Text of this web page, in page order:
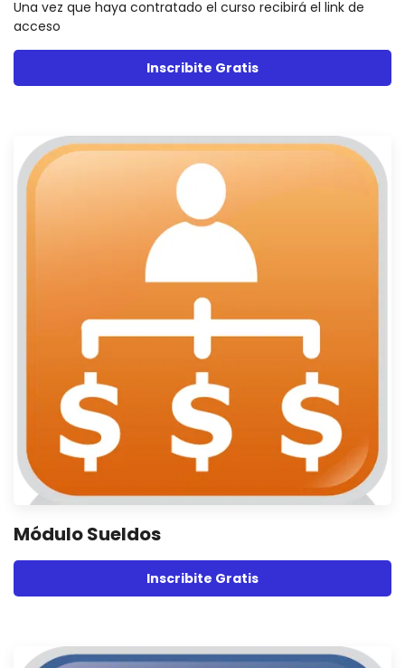
Una vez que haya contratado el curso recibirá el link de
acceso
Inscribite Gratis
Módulo Sueldos
Inscribite Gratis